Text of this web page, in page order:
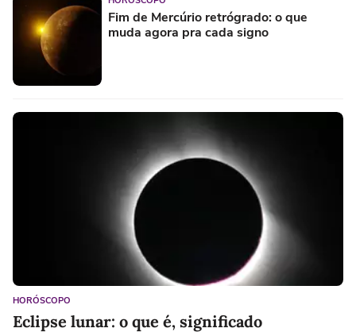
Fim de Mercúrio retrógrado: o que
muda agora pra cada signo
HORÓSCOPO
Eclipse lunar: o que é, significado